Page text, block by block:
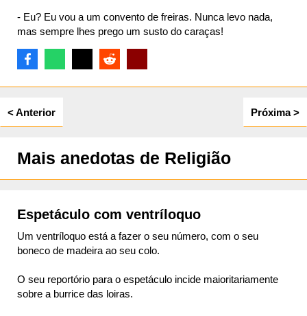
- Eu? Eu vou a um convento de freiras. Nunca levo nada,
mas sempre lhes prego um susto do caraças!
< Anterior Próxima >
Mais anedotas de Religião
Espetáculo com ventríloquo
Um ventríloquo está a fazer o seu número, com o seu
boneco de madeira ao seu colo.
O seu reportório para o espetáculo incide maioritariamente
sobre a burrice das loiras.